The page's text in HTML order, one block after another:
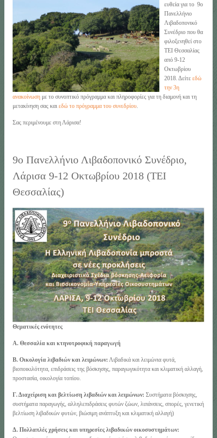
ευθεία για το 9ο
Πανελλήνιο
Λιβαδοπονικό
Συνέδριο που θα
φιλοξενηθεί στο
ΤΕΙ Θεσσαλίας
από 9-12
Οκτωβρίου
2018. Δείτεεδώ
την 3η
ανακοίνωση με το συνοπτικό πρόγραμμα και πληροφορίες για τη διαμονή και τη
μετακίνηση σας καιεδώ το πρόγραμμα του συνεδρίου.
Σας περιμένουμε στη Λάρισα!
9ο Πανελλήνιο Λιβαδοπονικό Συνέδριο,
Λάρισα 9-12 Οκτωβρίου 2018 (ΤΕΙ
Θεσσαλίας)
Θεματικές ενότητες
Α. Θεσσαλία και κτηνοτροφική παραγωγή
Β. Οικολογία λιβαδιών και λειμώνων: Λιβαδικά και λειμώνια φυτά,
βιοποικιλότητα, επιδράσεις της βόσκησης, παραγωγικότητα και κλιματική αλλαγή,
προστασία, οικολογία τοπίου.
Γ. Διαχείριση και βελτίωση λιβαδιών και λειμώνων: Συστήματα βόσκησης,
συστήματα παραγωγής, αλληλεπιδράσεις φυτών ζώων, λιπάνσεις, σπορές, γενετική
βελτίωση λιβαδικών φυτών, βιώσιμη ανάπτυξη και κλιματική αλλαγή)
Δ. Πολλαπλές χρήσεις και υπηρεσίες λιβαδικών οικοσυστημάτων: